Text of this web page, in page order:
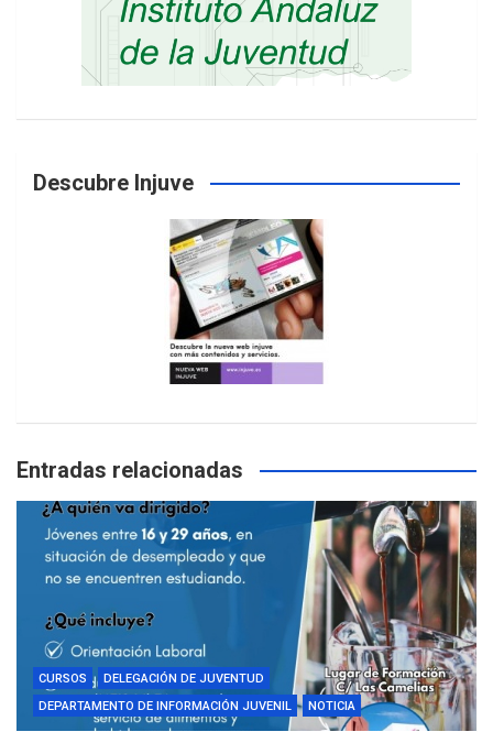
Descubre Injuve
Entradas relacionadas
CURSOS
DELEGACIÓN DE JUVENTUD
DEPARTAMENTO DE INFORMACIÓN JUVENIL
NOTICIA